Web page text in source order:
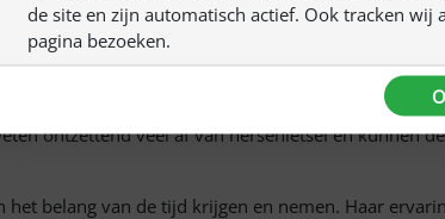
ondersteuning tegen nogal wat deuren
maar ook op het gebied van wetgeving. De
ontzettend veel af van hersenletsel en kunnen
het belang van de tijd krijgen en nemen. Haar
de site en zijn automatisch actief. Ook tracken wij
pagina bezoeken.